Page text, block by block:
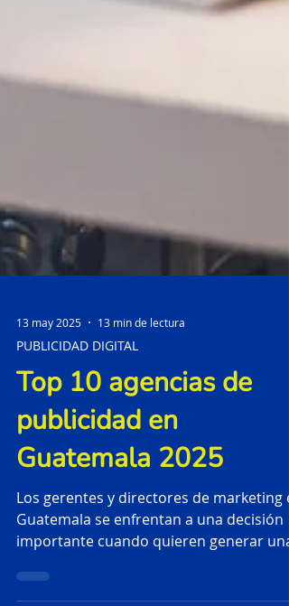
13 may 2025 13 min de lectura
PUBLICIDAD DIGITAL
Top 10 agencias de
publicidad en
Guatemala 2025
Los gerentes y directores de marketing
importante cuando quieren generar una